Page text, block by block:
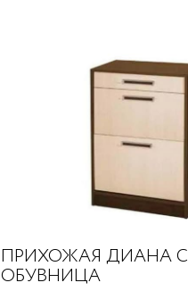
ПРИХОЖАЯ ДИАНА
ОБУВНИЦА